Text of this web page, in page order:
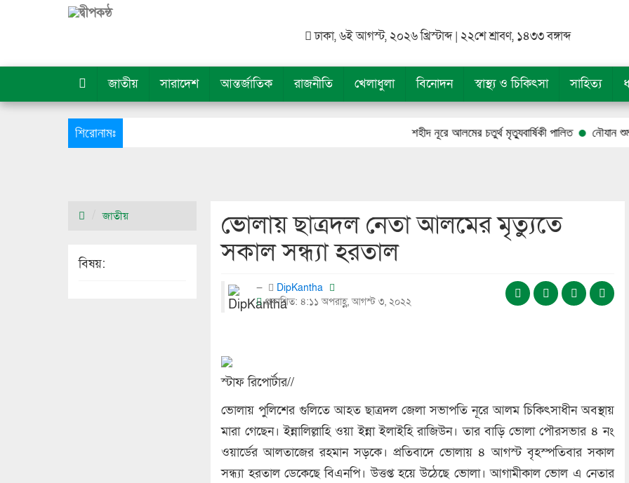
ঢাকা, ৬ই আগস্ট, ২০২৬ খ্রিস্টাব্দ | ২২শে শ্রাবণ, ১৪৩৩ বঙ্গাব্দ
জাতীয় সারাদেশ আন্তর্জাতিক রাজনীতি খেলাধুলা বিনোদন স্বাস্থ্য ও চিকিৎসা সাহিত্য
শিরোনামঃ শহীদ নূরে আলমের চতুর্থ মৃত্যুবার্ষিকী পালিত নৌযান শুমারি
ভোলায় ছাত্রদল নেতা আলমের মৃত্যুতে
সকাল সন্ধ্যা হরতাল
DipKantha
প্রকাশিত: ৪:১১ অপরাহ্ণ, আগস্ট ৩, ২০২২
স্টাফ রিপোর্টার//
ভোলায় পুলিশের গুলিতে আহত ছাত্রদল জেলা সভাপতি নূরে আলম চিকিৎসাধীন অবস্থায়
মারা গেছেন। ইন্নালিল্লাহি ওয়া ইন্না ইলাইহি রাজিউন। তার বাড়ি ভোলা পৌরসভার ৪ নং
ওয়ার্ডের আলতাজের রহমান সড়কে। প্রতিবাদে ভোলায় ৪ আগস্ট বৃহস্পতিবার সকাল
সন্ধ্যা হরতাল ডেকেছে বিএনপি। উত্তপ্ত হয়ে উঠেছে ভোলা। আগামীকাল ভোল এ নেতার
জাতীয়
বিষয়: